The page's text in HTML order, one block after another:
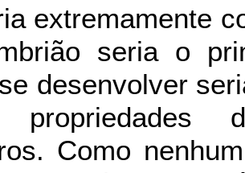
extremamente
seria o
desenvolver
Como